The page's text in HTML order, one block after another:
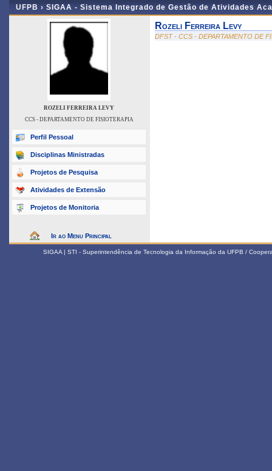
UFPB › SIGAA - Sistema Integrado de Gestão de Atividades
ROZELI FERREIRA LEVY
CCS - DEPARTAMENTO DE FISIOTERAPIA
Perfil Pessoal
Disciplinas Ministradas
Projetos de Pesquisa
Atividades de Extensão
Projetos de Monitoria
Ir ao Menu Principal
Rozeli Ferreira Levy
DFST - CCS - DEPARTAMENTO DE
SIGAA | STI - Superintendência de Tecnologia da Informação da UFPB /